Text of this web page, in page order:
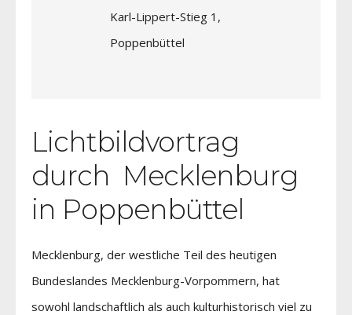
Karl-Lippert-Stieg 1,
Poppenbüttel
Lichtbildvortrag
durch Mecklenburg
in Poppenbüttel
Mecklenburg, der westliche Teil des heutigen
Bundeslandes Mecklenburg-Vorpommern, hat
sowohl landschaftlich als auch kulturhistorisch viel zu